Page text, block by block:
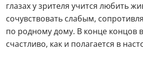
глазах у зрителя учится любить
сочувствовать слабым,
по родному дому. В конце концов
счастливо, как и полагается в